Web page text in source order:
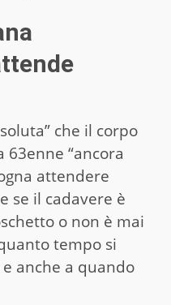
che il corpo
“ancora
attendere
se il cadavere è
o non è mai
tempo si
anche a quando